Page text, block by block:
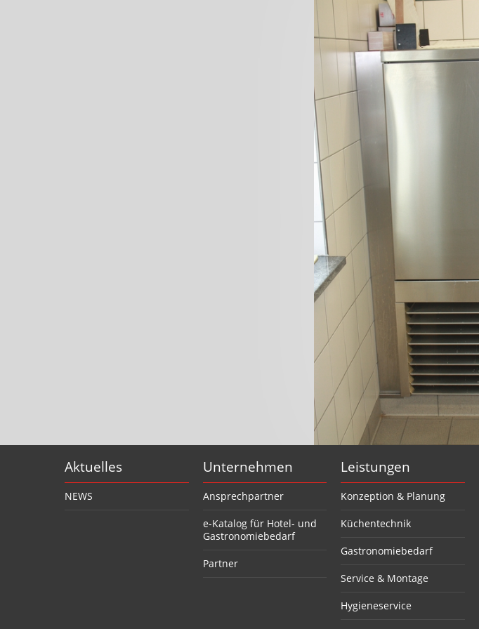
Aktuelles
NEWS
Unternehmen
Ansprechpartner
e-Katalog für Hotel- und
Gastronomiebedarf
Partner
Leistungen
Konzeption & Planung
Küchentechnik
Gastronomiebedarf
Service & Montage
Hygieneservice